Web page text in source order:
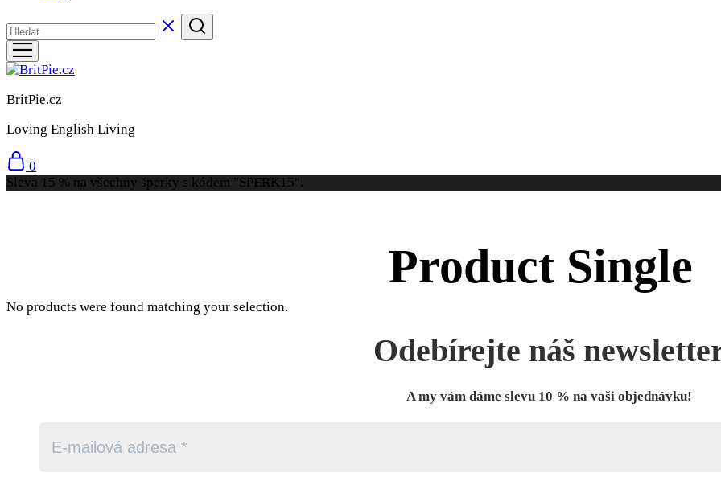
BritPie.cz
Loving English Living
0
Sleva 15 % na všechny šperky s kódem "SPERK15".
Product Single
No products were found matching your selection.
Odebírejte náš
A my vám dáme slevu 10 % na vaši objednávku!